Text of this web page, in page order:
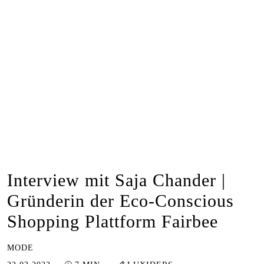
Interview mit Saja Chander |
Gründerin der Eco-Conscious
Shopping Plattform Fairbee
MODE